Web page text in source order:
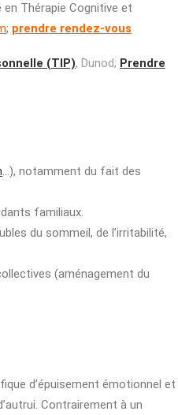
Thérapie Cognitive et
; prendre rendez-vous
(TIP), Dunod; Prendre
…), notamment du fait des
familiaux.
du sommeil, de l’irritabilité,
(aménagement du
d’épuisement émotionnel et
Contrairement à un